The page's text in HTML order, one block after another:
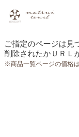
ご指定のページは見
削除されたかＵＲＬ
※商品一覧ページの価格